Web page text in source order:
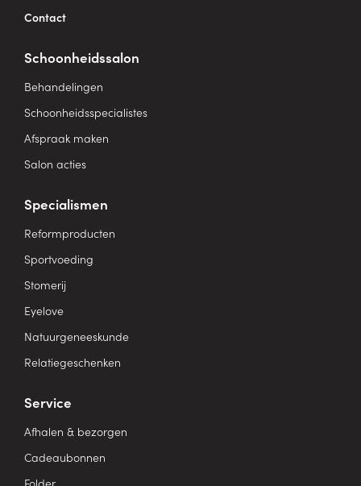
Contact
Schoonheidssalon
Behandelingen
Schoonheidsspecialistes
Afspraak maken
Salon acties
Specialismen
Reformproducten
Sportvoeding
Stomerij
Eyelove
Natuurgeneeskunde
Relatiegeschenken
Service
Afhalen & bezorgen
Cadeaubonnen
Folder